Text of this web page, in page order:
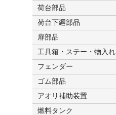
荷台部品
荷台下廻部品
扉部品
工具箱・ステー・物入れ
フェンダー
ゴム部品
アオリ補助装置
燃料タンク